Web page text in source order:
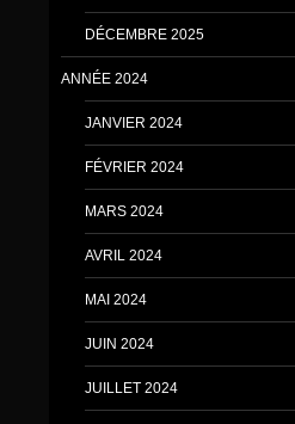
DÉCEMBRE 2025
ANNÉE 2024
JANVIER 2024
FÉVRIER 2024
MARS 2024
AVRIL 2024
MAI 2024
JUIN 2024
JUILLET 2024